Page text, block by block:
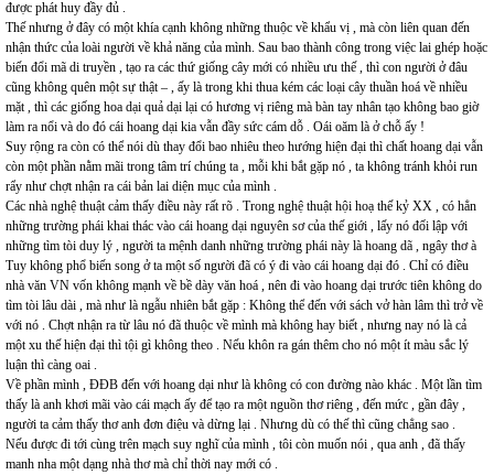
được phát huy đầy đủ .
Thế nhưng ở đây có một khía cạnh không những thuộc về khẩu vị , mà còn liên quan đến
nhận thức của loài người về khả năng của mình. Sau bao thành công trong việc lai ghép hoặc
biến đổi mã di truyền , tạo ra các thứ giống cây mới có nhiều ưu thế , thì con người ở đâu
cũng không quên một sự thật – , ấy là trong khi thua kém các loại cây thuần hoá về nhiều
mặt , thì các giống hoa dại quả dại lại có hương vị riêng mà bàn tay nhân tạo không bao giờ
làm ra nổi và do đó cái hoang dại kia vẫn đầy sức cám dỗ . Oái oăm là ở chỗ ấy !
Suy rộng ra còn có thể nói dù thay đổi bao nhiêu theo hướng hiện đại thì chất hoang dại vẫn
còn một phần nằm mãi trong tâm trí chúng ta , mỗi khi bắt gặp nó , ta không tránh khỏi run
rẩy như chợt nhận ra cái bản lai diện mục của mình .
Các nhà nghệ thuật cảm thấy điều này rất rõ . Trong nghệ thuật hội hoạ thế kỷ XX , có hẳn
những trường phái khai thác vào cái hoang dại nguyên sơ của thế giới , lấy nó đối lập với
những tìm tòi duy lý , người ta mệnh danh những trường phái này là hoang dã , ngây thơ à
Tuy không phổ biến song ở ta một số người đã có ý đi vào cái hoang dại đó . Chỉ có điều
nhà văn VN vốn không mạnh về bề dày văn hoá , nên đi vào hoang dại trước tiên không do
tìm tòi lâu dài , mà như là ngẫu nhiên bắt gặp : Không thể đến với sách vở hàn lâm thì trở về
với nó . Chợt nhận ra từ lâu nó đã thuộc về mình mà không hay biết , nhưng nay nó là cả
một xu thế hiện đại thì tội gì không theo . Nếu khôn ra gán thêm cho nó một ít màu sắc lý
luận thì càng oai .
Về phần mình , ĐĐB đến với hoang dại như là không có con đường nào khác . Một lần tìm
thấy là anh khơi mãi vào cái mạch ấy để tạo ra một nguồn thơ riêng , đến mức , gần đây ,
người ta cảm thấy thơ anh đơn điệu và dừng lại . Nhưng dù có thế thì cũng chẳng sao .
Nếu được đi tới cùng trên mạch suy nghĩ của mình , tôi còn muốn nói , qua anh , đã thấy
manh nha một dạng nhà thơ mà chỉ thời nay mới có .